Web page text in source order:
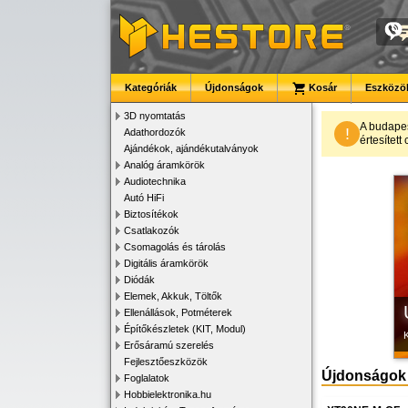
Kategóriák Újdonságok Kosár
3D nyomtatás
Adathordozók
Ajándékok, ajándékutalványok
Analóg áramkörök
Audiotechnika
Autó HiFi
Biztosítékok
Csatlakozók
Csomagolás és tárolás
Digitális áramkörök
Diódák
Elemek, Akkuk, Töltők
Ellenállások, Potméterek
Építőkészletek (KIT, Modul)
Erősáramú szerelés
Fejlesztőeszközök
Foglalatok
Hobbielektronika.hu
! A
értesített
Újdonságok